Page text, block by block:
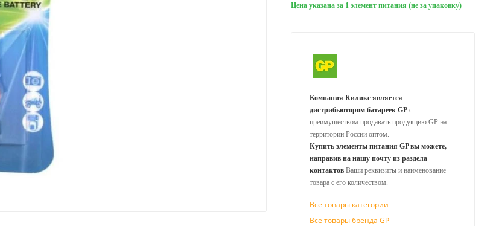
Цена указана за 1 элемент питания (не за упаковку)
Компания Киликс является
дистрибьютором батареек GP с
преимуществом продавать продукцию GP на
территории России оптом.
Купить элементы питания GP вы можете,
направив на нашу почту из раздела
контактов Ваши реквизиты и наименование
товара с его количеством.
Все товары категории
Все товары бренда GP